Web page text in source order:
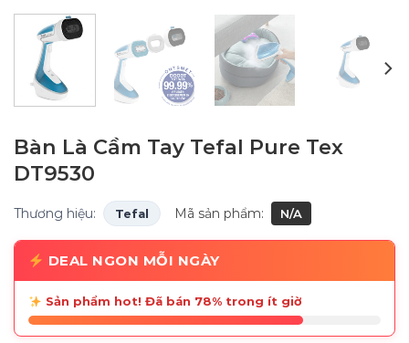
Bàn Là Cầm Tay Tefal Pure Tex
DT9530
Thương hiệu: Tefal Mã sản phẩm: N/A
DEAL NGON MỖI NGÀY
Sản phẩm hot! Đã bán 78% trong ít giờ